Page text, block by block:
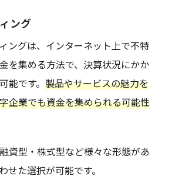
ング
ングは、インターネット上で不特
を集める方法で、決算状況にかか
能です。製品やサービスの魅力を
企業でも資金を集められる可能性
資型・株式型など様々な形態があ
せた選択が可能です。